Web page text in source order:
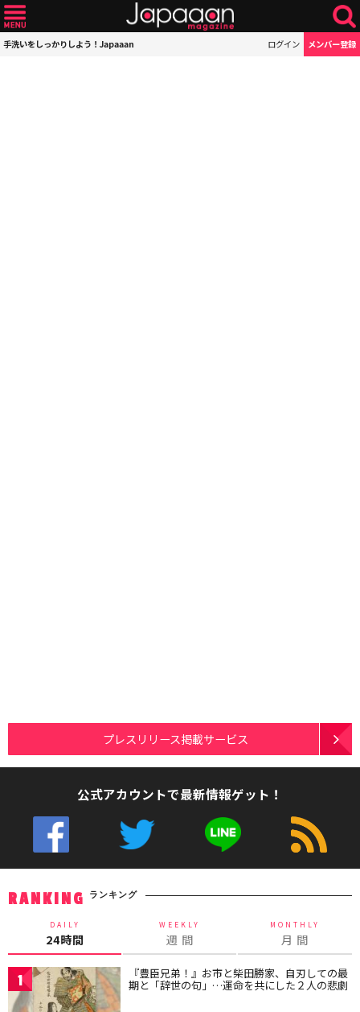
手洗いをしっかりしよう！Japaaan ログイン メンバー登録
プレスリリース掲載サービス
公式アカウントで最新情報ゲット！
RANKING ランキング
DAILY
24時間
WEEKLY
週 間
MONTHLY
月 間
1 『豊臣兄弟！』お市と柴田勝家、自刃しての最
期と「辞世の句」…運命を共にした２人の悲劇